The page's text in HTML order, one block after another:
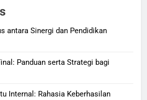
antara Sinergi dan Pendidikan
Panduan serta Strategi bagi
Internal: Rahasia Keberhasilan